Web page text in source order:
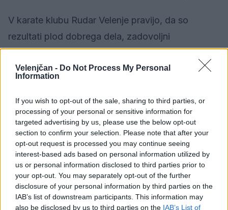
Velenjčan - Do Not Process My Personal
Information
If you wish to opt-out of the sale, sharing to third parties, or
processing of your personal or sensitive information for
targeted advertising by us, please use the below opt-out
section to confirm your selection. Please note that after your
opt-out request is processed you may continue seeing
interest-based ads based on personal information utilized by
us or personal information disclosed to third parties prior to
your opt-out. You may separately opt-out of the further
disclosure of your personal information by third parties on the
IAB’s list of downstream participants. This information may
also be disclosed by us to third parties on the IAB’s List of
V karate klubu Rudar Velenje pravijo, da so
rezultati plod dobrega dela, zadovoljni
obrazi prav vseh tekmovalcev in nasmehi na
obrazih pa so nedvomno pokazatelj, da je bil cilj v
🎁 1 mesec brezplačno! Beri brez oglasov
Preizkusi zdaj